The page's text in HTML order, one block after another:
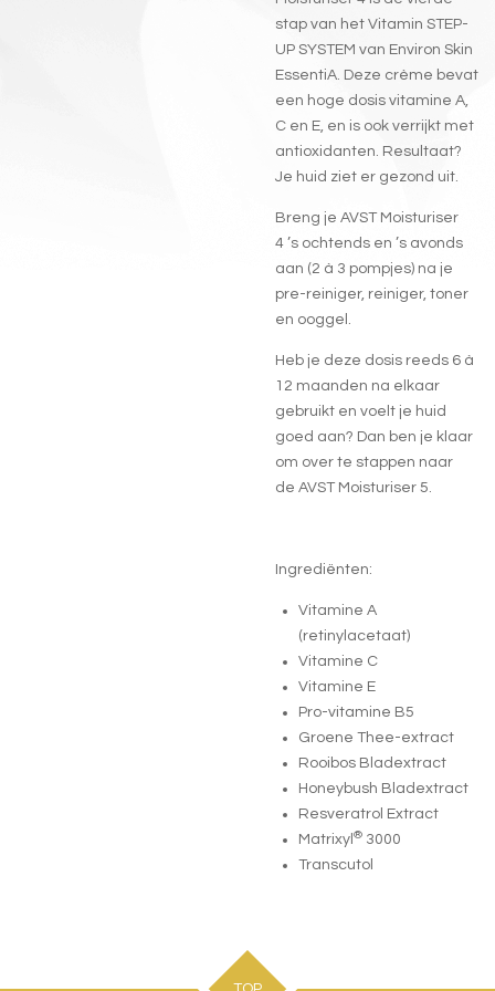
stap van het Vitamin STEP-
UP SYSTEM van Environ Skin
EssentiA Deze crème bevat
een hoge dosis vitamine A,
C en E, en is ook verrijkt met
antioxidanten. Resultaat?
Je huid ziet er gezond uit.
Breng je AVST Moisturiser
4 ’s ochtends en ’s avonds
aan (2 à 3 pompjes) na je
pre-reiniger, reiniger, toner
en ooggel.
Heb je deze dosis reeds 6 à
12 maanden na elkaar
gebruikt en voelt je huid
goed aan? Dan ben je klaar
om over te stappen naar
de AVST Moisturiser 5.
Ingrediënten:
Vitamine A
(retinylacetaat)
Vitamine C
Vitamine E
Pro-vitamine B5
Groene Thee-extract
Rooibos Bladextract
Honeybush Bladextract
Resveratrol Extract
Matrixyl ® 3000
Transcutol